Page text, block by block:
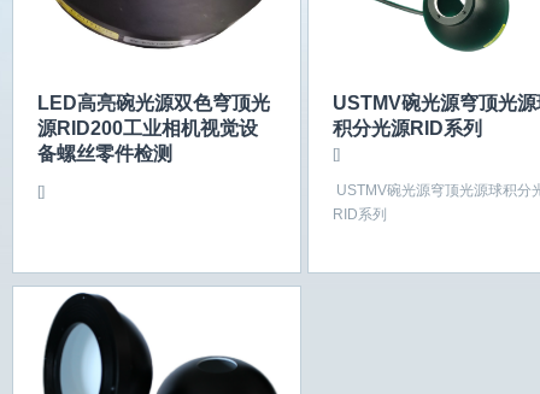
LED高亮碗光源双色穹顶光
源RID200工业相机视觉设
备螺丝零件检测
[]
USTMV碗光源穹顶光源
积分光源RID系列
[]
USTMV碗光源穹顶光源球积分
RID系列